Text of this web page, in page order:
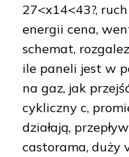
27<x14<43?,
energii cena,
schemat,
ile paneli jest w
na gaz, jak
cykliczny c,
działają,
castorama, duży